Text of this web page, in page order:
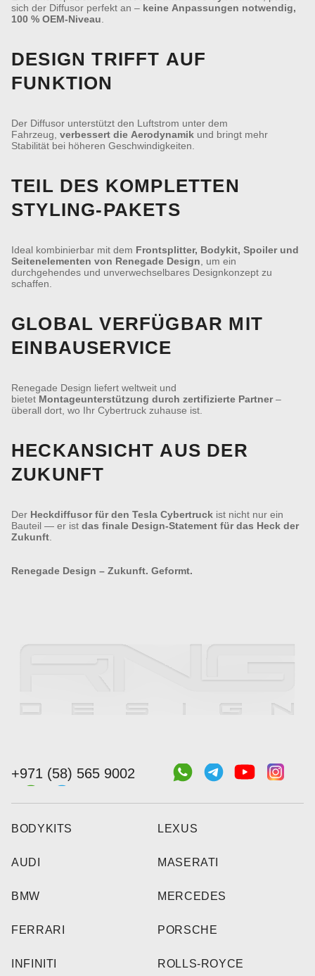
sich der Diffusor perfekt an – keine Anpassungen notwendig,
100 % OEM-Niveau.
DESIGN TRIFFT AUF
FUNKTION
Der Diffusor unterstützt den Luftstrom unter dem
Fahrzeug, verbessert die Aerodynamik und bringt mehr
Stabilität bei höheren Geschwindigkeiten.
TEIL DES KOMPLETTEN
STYLING-PAKETS
Ideal kombinierbar mit dem Frontsplitter, Bodykit, Spoiler und
Seitenelementen von Renegade Design, um ein
durchgehendes und unverwechselbares Designkonzept zu
schaffen.
GLOBAL VERFÜGBAR MIT
EINBAUSERVICE
Renegade Design liefert weltweit und
bietet Montageunterstützung durch zertifizierte Partner–
überall dort, wo Ihr Cybertruck zuhause ist.
HECKANSICHT AUS DER
ZUKUNFT
Der Heckdiffusor für den Tesla Cybertruck ist nicht nur ein
Bauteil — er ist das finale Design-Statement für das Heck der
Zukunft.
Renegade Design – Zukunft. Geformt.
+971 (58) 565 9002
BODYKITS
AUDI
BMW
FERRARI
INFINITI
LEXUS
MASERATI
MERCEDES
PORSCHE
ROLLS-ROYCE